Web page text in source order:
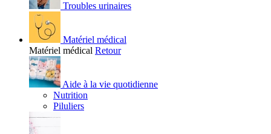
Troubles urinaires
Matériel médical
Matériel médical Retour
Aide à la vie quotidienne
Nutrition
Piluliers